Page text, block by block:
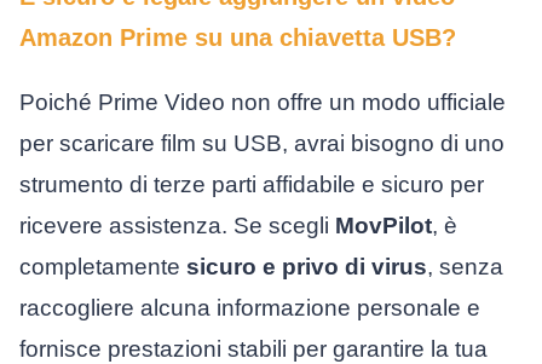
Amazon Prime su una chiavetta USB?
Poiché Prime Video non offre un modo ufficiale
per scaricare film su USB, avrai bisogno di uno
strumento di terze parti affidabile e sicuro per
ricevere assistenza. Se scegli MovPilot, è
completamente sicuro e privo di virus, senza
raccogliere alcuna informazione personale e
fornisce prestazioni stabili per garantire la tua